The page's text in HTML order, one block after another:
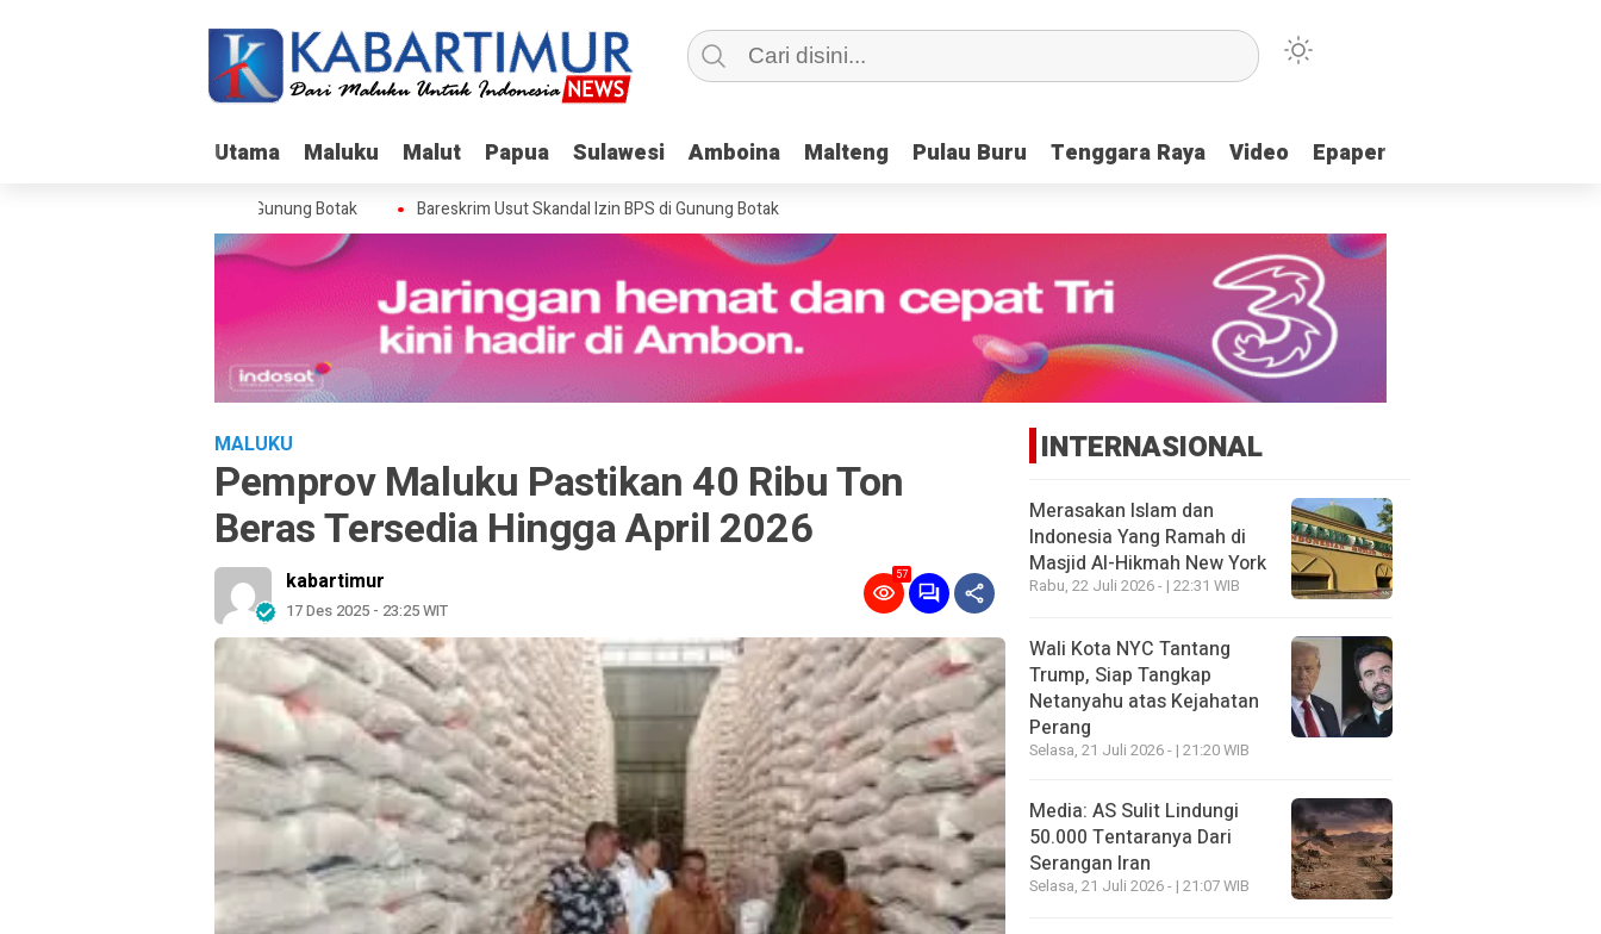
Utama Maluku Malut Papua Sulawesi Amboina Malteng Pulau Buru Tenggara Raya Video Epaper
Utama Maluku Malut Papua Sulawesi Amboina Malteng Pulau Buru Tenggara Raya Video Epaper
Usut Skandal Izin BPS di Gunung Botak Bareskrim Usut Skandal Izin BPS di Gunung Botak
MALUKU
Pemprov Maluku Pastikan 40 Ribu Ton
Beras Tersedia Hingga April 2026
kabartimur
17 Des 2025 - 23:25 WIT
57
INTERNASIONAL
Merasakan Islam dan
Indonesia Yang Ramah di
Masjid Al-Hikmah New York
Rabu, 22 Juli 2026 - | 22:31 WIB
Wali Kota NYC Tantang
Trump, Siap Tangkap
Netanyahu atas Kejahatan
Perang
Selasa, 21 Juli 2026 - | 21:20 WIB
Media: AS Sulit Lindungi
50.000 Tentaranya Dari
Serangan Iran
Selasa, 21 Juli 2026 - | 21:07 WIB